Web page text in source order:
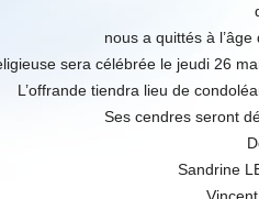
nous a quittés à
sera célébrée le jeudi 26
L’offrande tiendra lieu de
Ses cendres seront
Sandrine